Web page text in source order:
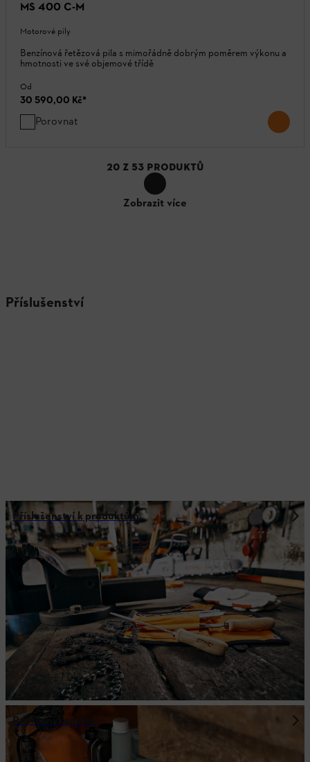
MS 400 C-M
Motorové pily
Benzínová řetězová pila s mimořádně dobrým poměrem výkonu a
hmotnosti ve své objemové třídě
Od
30 590,00 Kč*
Porovnat
20 Z 53 PRODUKTŮ
Zobrazit více
Příslušenství
Příslušenství k produktům
Provozní kapaliny